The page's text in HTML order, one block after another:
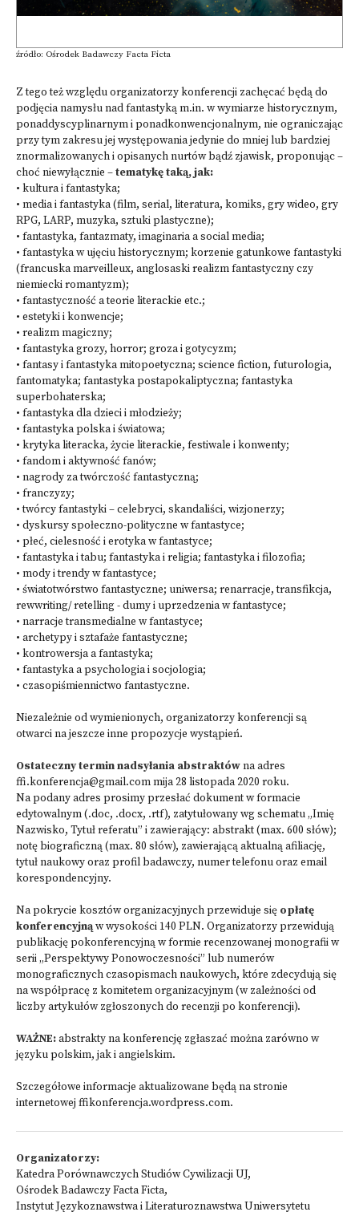
źródło: Ośrodek Badawczy Facta Ficta
Z tego też względu organizatorzy konferencji zachęcać będą do
podjęcia namysłu nad fantastyką m.in. w wymiarze historycznym,
ponaddyscyplinarnym i ponadkonwencjonalnym, nie ograniczając
przy tym zakresu jej występowania jedynie do mniej lub bardziej
znormalizowanych i opisanych nurtów bądź zjawisk, proponując –
choć niewyłącznie –tematykę taką, jak:
• kultura i fantastyka;
• media i fantastyka (film, serial, literatura, komiks, gry wideo, gry
RPG, LARP, muzyka, sztuki plastyczne);
• fantastyka, fantazmaty, imaginaria a social media;
• fantastyka w ujęciu historycznym; korzenie gatunkowe fantastyki
(francuska marveilleux, anglosaski realizm fantastyczny czy
niemiecki romantyzm);
• fantastyczność a teorie literackie etc.;
• estetyki i konwencje;
• realizm magiczny;
• fantastyka grozy, horror; groza i gotycyzm;
• fantasy i fantastyka mitopoetyczna; science fiction, futurologia,
fantomatyka; fantastyka postapokaliptyczna; fantastyka
superbohaterska;
• fantastyka dla dzieci i młodzieży;
• fantastyka polska i światowa;
• krytyka literacka, życie literackie, festiwale i konwenty;
• fandom i aktywność fanów;
• nagrody za twórczość fantastyczną;
• franczyzy;
• twórcy fantastyki – celebryci, skandaliści, wizjonerzy;
• dyskursy społeczno-polityczne w fantastyce;
• płeć, cielesność i erotyka w fantastyce;
• fantastyka i tabu; fantastyka i religia; fantastyka i filozofia;
• mody i trendy w fantastyce;
• światotwórstwo fantastyczne; uniwersa; renarracje, transfikcja,
rewwriting/ retelling - dumy i uprzedzenia w fantastyce;
• narracje transmedialne w fantastyce;
• archetypy i sztafaże fantastyczne;
• kontrowersja a fantastyka;
• fantastyka a psychologia i socjologia;
• czasopiśmiennictwo fantastyczne.
Niezależnie od wymienionych, organizatorzy konferencji są
otwarci na jeszcze inne propozycje wystąpień.
Ostateczny termin nadsyłania abstraktówna adres
ffi.konferencja@gmail.commija 28 listopada 2020 roku.
Na podany adres prosimy przesłać dokument w formacie
edytowalnym (.doc, .docx, .rtf), zatytułowany wg schematu „Imię
Nazwisko, Tytuł referatu” i zawierający: abstrakt (max. 600 słów);
notę biograficzną (max. 80 słów), zawierającą aktualną afiliację,
tytuł naukowy oraz profil badawczy, numer telefonu oraz email
korespondencyjny.
Na pokrycie kosztów organizacyjnych przewiduje się opłatę
konferencyjnąw wysokości 140 PLN. Organizatorzy przewidują
publikację pokonferencyjną w formie recenzowanej monografii w
serii „Perspektywy Ponowoczesności” lub numerów
monograficznych czasopismach naukowych, które zdecydują się
na współpracę z komitetem organizacyjnym (w zależności od
liczby artykułów zgłoszonych do recenzji po konferencji).
WAŻNE:abstrakty na konferencję zgłaszać można zarówno w
języku polskim, jak i angielskim.
Szczegółowe informacje aktualizowane będą na stronie
internetowej ffikonferencja.wordpress.com.
Organizatorzy:
Katedra Porównawczych Studiów Cywilizacji UJ,
Ośrodek Badawczy Facta Ficta,
Instytut Językoznawstwa i Literaturoznawstwa Uniwersytetu